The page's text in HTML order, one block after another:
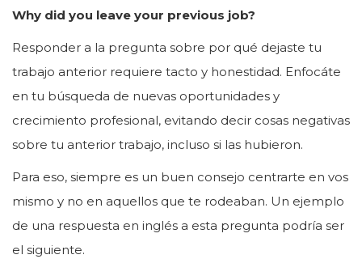
Why did you leave your previous job?
Responder a la pregunta sobre por qué dejaste tu
trabajo anterior requiere tacto y honestidad. Enfocáte
en tu búsqueda de nuevas oportunidades y
crecimiento profesional, evitando decir cosas negativas
sobre tu anterior trabajo, incluso si las hubieron.
Para eso, siempre es un buen consejo centrarte en vos
mismo y no en aquellos que te rodeaban. Un ejemplo
de una respuesta en inglés a esta pregunta podría ser
el siguiente.